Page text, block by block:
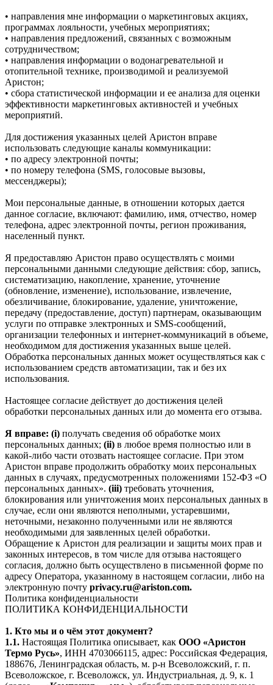
• направления мне информации о маркетинговых акциях,
программах лояльности, учебных мероприятиях;
• направления предложений, связанных с возможным
сотрудничеством;
• направления информации о водонагревательной и
отопительной технике, производимой и реализуемой
Аристон;
• сбора статистической информации и ее анализа для оценки
эффективности маркетинговых активностей и учебных
мероприятий.
Для достижения указанных целей Аристон вправе
использовать следующие каналы коммуникации:
• по адресу электронной почты;
• по номеру телефона (SMS, голосовые вызовы,
мессенджеры);
Мои персональные данные, в отношении которых дается
данное согласие, включают: фамилию, имя, отчество, номер
телефона, адрес электронной почты, регион проживания,
населенный пункт.
Я предоставляю Аристон право осуществлять с моими
персональными данными следующие действия: сбор, запись,
систематизацию, накопление, хранение, уточнение
(обновление, изменение), использование, извлечение,
обезличивание, блокирование, удаление, уничтожение,
передачу (предоставление, доступ) партнерам, оказывающим
услуги по отправке электронных и SMS‑сообщений,
организации телефонных и интернет‑коммуникаций в объеме,
необходимом для достижения указанных выше целей.
Обработка персональных данных может осуществляться как с
использованием средств автоматизации, так и без их
использования.
Настоящее согласие действует до достижения целей
обработки персональных данных или до момента его отзыва.
Я вправе: (i) получать сведения об обработке моих
персональных данных; (ii) в любое время полностью или в
какой-либо части отозвать настоящее согласие. При этом
Аристон вправе продолжить обработку моих персональных
данных в случаях, предусмотренных положениями 152-ФЗ «О
персональных данных». (iii) требовать уточнения,
блокирования или уничтожения моих персональных данных в
случае, если они являются неполными, устаревшими,
неточными, незаконно полученными или не являются
необходимыми для заявленных целей обработки.
Обращение к Аристон для реализации и защиты моих прав и
законных интересов, в том числе для отзыва настоящего
согласия, должно быть осуществлено в письменной форме по
адресу Оператора, указанному в настоящем согласии, либо на
электронную почту privacy.ru@ariston.com.
Политика конфиденциальности
ПОЛИТИКА КОНФИДЕНЦИАЛЬНОСТИ
1. Кто мы и о чём этот документ?
1.1. Настоящая Политика описывает, как ООО «Аристон
Термо Русь», ИНН 4703066115, адрес: Российская Федерация,
188676, Ленинградская область, м. р-н Всеволожский, г. п.
Всеволожское, г. Всеволожск, ул. Индустриальная, д. 9, к. 1